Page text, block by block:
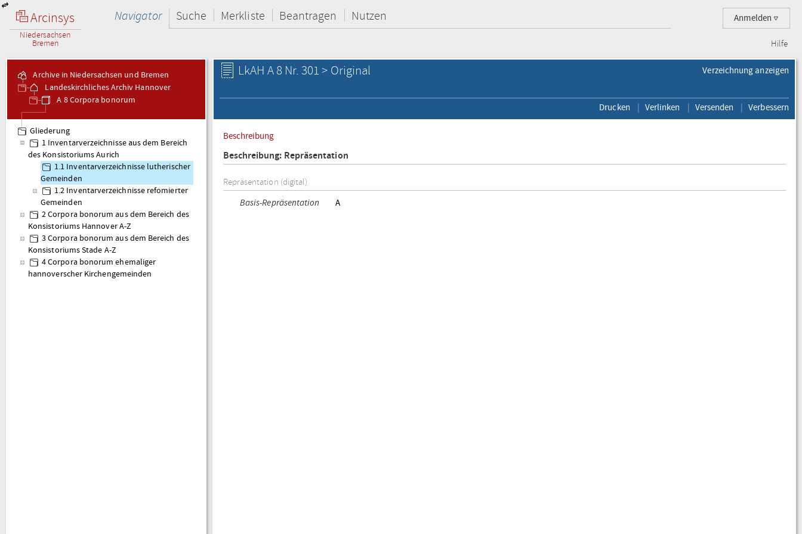
Arcinsys
Niedersachsen
Bremen
Anmelden
Navigator Suche Merkliste Beantragen Nutzen
Hilfe
Archive in Niedersachsen und Bremen
Landeskirchliches Archiv Hannover
A 8 Corpora bonorum
Gliederung
1 Inventarverzeichnisse aus dem Bereich
des Konsistoriums Aurich
1.1 Inventarverzeichnisse lutherischer
Gemeinden
1.2 Inventarverzeichnisse refomierter
Gemeinden
2 Corpora bonorum aus dem Bereich des
Konsistoriums Hannover A-Z
3 Corpora bonorum aus dem Bereich des
Konsistoriums Stade A-Z
4 Corpora bonorum ehemaliger
hannoverscher Kirchengemeinden
Verzeichnung anzeigen
LkAH A 8 Nr. 301 > Original
Drucken Verlinken Versenden Verbessern
Beschreibung
Beschreibung: Repräsentation
Repräsentation (digital)
Basis-Repräsentation A